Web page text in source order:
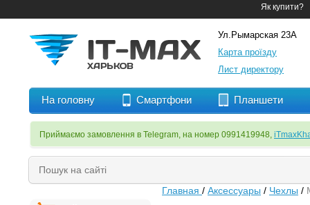
Як купити?
Ул.Рымарская 23А
Карта проїзду
Лист директору
На головну Смартфони Планшети
Приймаємо замовлення в Telegram, на номер 0991419948,
Главная / Аксессуары / Чехлы /